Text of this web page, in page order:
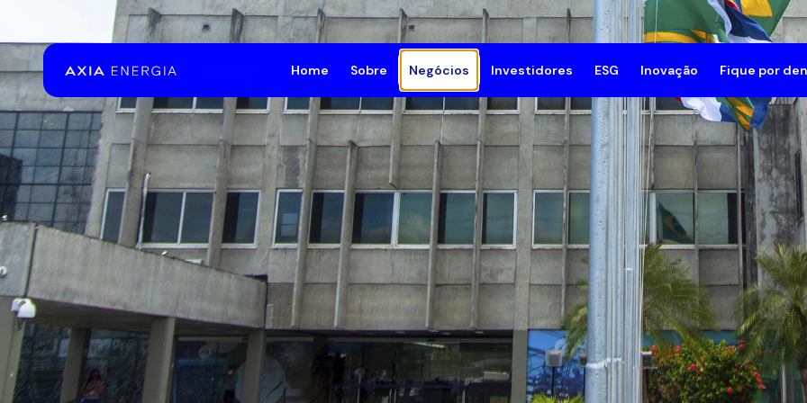
Pular para o Conteúdo principal
Home Sobre
A Empresa
Estrutura Corporativa
Biblioteca de documentos
Saúde e Segurança do Trabalho
Patrocínios
Negócios
Geração e Transmissão
Comprar Energia
Compensar Emissões de CO₂
Resposta da Demanda
Subsidiárias
Investidores ESG
Meio Ambiente
Social
Governança
Programa de Compliance
Gestão ESG
Inovação
Innovation Grid
Fique por
Sala de
Notícias